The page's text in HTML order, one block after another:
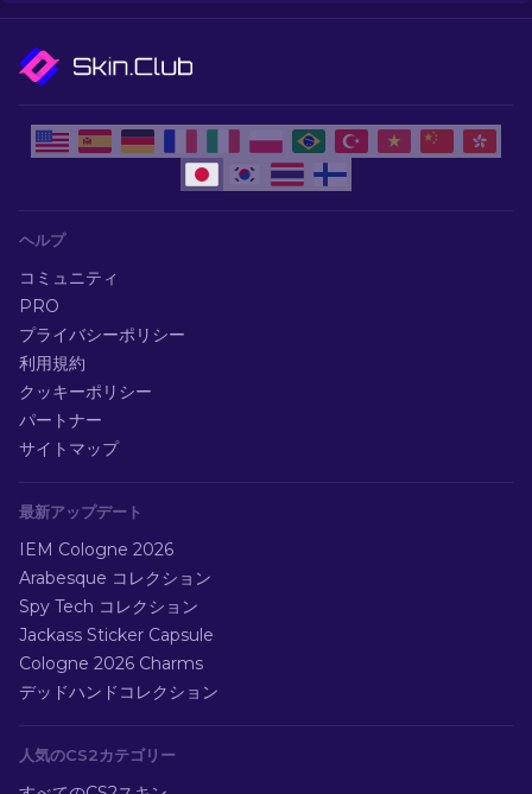
ヘルプ
コミュニティ
PRO
プライバシーポリシー
利用規約
クッキーポリシー
パートナー
サイトマップ
最新アップデート
IEM Cologne 2026
Arabesque コレクション
Spy Tech コレクション
Jackass Sticker Capsule
Cologne 2026 Charms
デッドハンドコレクション
人気のCS2カテゴリー